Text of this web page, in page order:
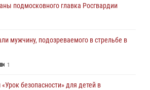
подмосковного главка Росгвардии
мужчину, подозреваемого в стрельбе в
1
безопасности» для детей в